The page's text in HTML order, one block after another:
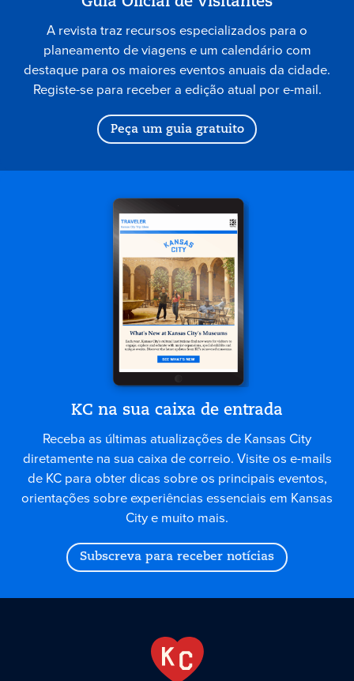
A revista traz recursos especializados para o
planeamento de viagens e um calendário com
destaque para os maiores eventos anuais da cidade.
Registe-se para receber a edição atual por e-mail.
Peça um guia gratuito
KC na sua caixa de entrada
Receba as últimas atualizações de Kansas City
diretamente na sua caixa de correio. Visite os e-mails
de KC para obter dicas sobre os principais eventos,
orientações sobre experiências essenciais em Kansas
City e muito mais.
Subscreva para receber notícias